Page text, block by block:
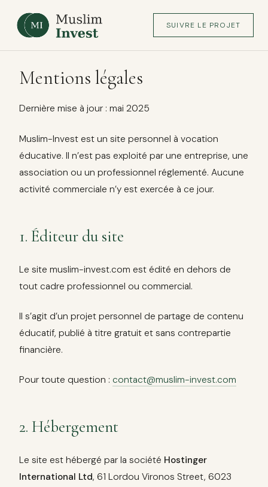
SUIVRE LE PROJET
Mentions légales
Dernière mise à jour : mai 2025
Muslim-Invest est un site personnel à vocation
éducative. Il n’est pas exploité par une entreprise, une
association ou un professionnel réglementé. Aucune
activité commerciale n’y est exercée à ce jour.
1. Éditeur du site
Le site muslim-invest.com est édité en dehors de
tout cadre professionnel ou commercial.
Il s’agit d’un projet personnel de partage de contenu
éducatif, publié à titre gratuit et sans contrepartie
financière.
Pour toute question : contact@muslim-invest.com
2. Hébergement
Le site est hébergé par la société Hostinger
International Ltd, 61 Lordou Vironos Street, 6023